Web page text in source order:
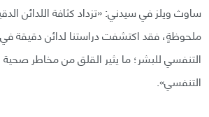
ساوث ويلز في سيدني: «تزداد كثافة اللدائن
ملحوظةٍ، فقد اكتشفت دراستنا لدائن دقيقة
التنفسي للبشر؛ ما يثير القلق من مخاطر
التنفسي».